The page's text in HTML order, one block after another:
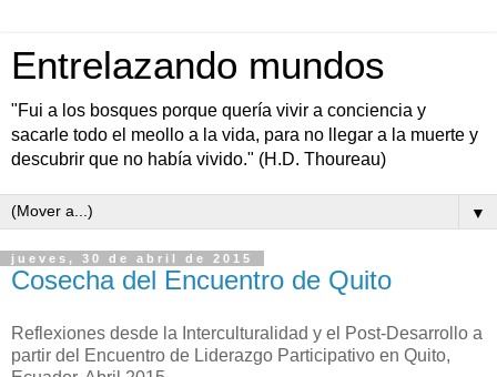
Entrelazando mundos
"Fui a los bosques porque quería vivir a conciencia y
sacarle todo el meollo a la vida, para no llegar a la muerte y
descubrir que no había vivido." (H.D. Thoureau)
▼
jueves, 30 de abril de 2015
Cosecha del Encuentro de Quito
Reflexiones desde la Interculturalidad y el Post-Desarrollo a
partir del Encuentro de Liderazgo Participativo en Quito,